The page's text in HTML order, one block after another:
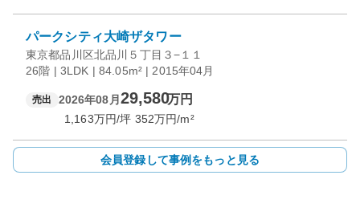
パークシティ大崎ザタワー
東京都品川区北品川５丁目３−１１
26階 | 3LDK | 84.05m² | 2015年04月
売出 2026年08月 29,580万円
1,163万円/坪 352万円/m²
会員登録して事例をもっと見る